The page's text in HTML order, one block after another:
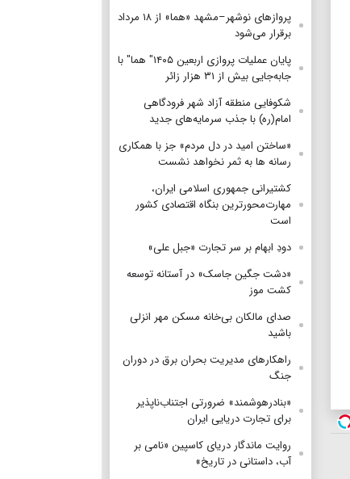
پروازهای نوشهر–مشهد «هما» از ۱۸ مرداد
برقرار می‌شود
پایان عملیات پروازی اربعین ۱۴۰۵" هما" با
جابه‌جایی بیش از ۳۱ هزار زائر
شکوفایی منطقه آزاد شهر فرودگاهی
امام(ره) با جذب سرمایه‌های جدید
«ساختن امید در دل مردم» جز با همکاری
رسانه ها به ثمر نخواهد نشست
کشتیرانی جمهوری اسلامی ایران،
مهارت‌محورترین بنگاه اقتصادی کشور
است
دودِ ابهام بر سر تجارت «جبل علی»
«دشت جگین جاسک» در آستانه توسعه
کشت موز
صدای مالکان بی‌خانه مسکن مهر انزلی
باشید
راهکارهای مدیریت بحران برق در دوران
جنگ
«بنادرهوشمند» ضرورتی اجتناب‌ناپذیر
برای تجارت دریایی ایران
روایت ماندگار دریای کاسپین «نامی بر
آب، داستانی در تاریخ»